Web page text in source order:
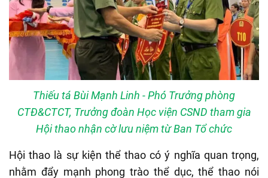
Thiếu tá Bùi Mạnh Linh - Phó Trưởng phòng
CTĐ&CTCT, Trưởng đoàn Học viện CSND tham gia
Hội thao nhận cờ lưu niệm từ Ban Tổ chức
Hội thao là sự kiện thể thao có ý nghĩa quan trọng,
nhằm đẩy mạnh phong trào thể dục, thể thao nói